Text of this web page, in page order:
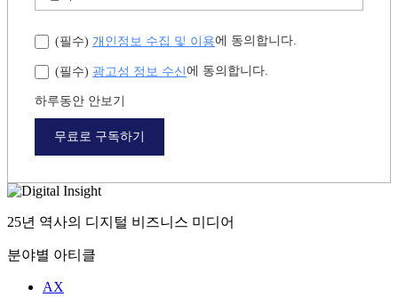
(필수) 개인정보 수집 및 이용에 동의합니다.
(필수) 광고성 정보 수신에 동의합니다.
하루동안 안보기
무료로 구독하기
25년 역사의 디지털 비즈니스 미디어
분야별 아티클
AX